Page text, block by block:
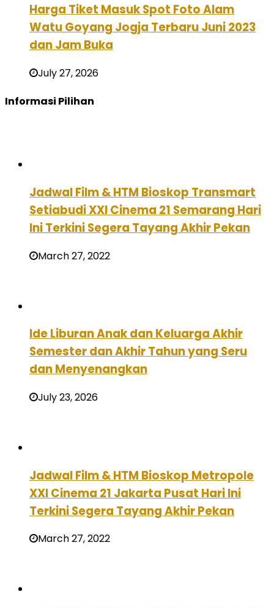
Harga Tiket Masuk Spot Foto Alam
Watu Goyang Jogja Terbaru Juni 2023
dan Jam Buka
July 27, 2026
Informasi Pilihan
Jadwal Film & HTM Bioskop Transmart
Setiabudi XXI Cinema 21 Semarang Hari
Ini Terkini Segera Tayang Akhir Pekan
March 27, 2022
Ide Liburan Anak dan Keluarga Akhir
Semester dan Akhir Tahun yang Seru
dan Menyenangkan
July 23, 2026
Jadwal Film & HTM Bioskop Metropole
XXI Cinema 21 Jakarta Pusat Hari Ini
Terkini Segera Tayang Akhir Pekan
March 27, 2022